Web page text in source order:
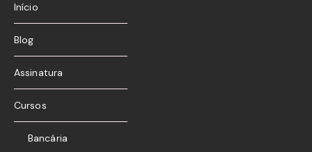
Início
Blog
Assinatura
Cursos
Bancária